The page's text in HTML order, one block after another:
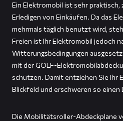
Ein Elektromobil ist sehr praktisch,
Erledigen von Einkäufen. Da das
mehrmals täglich benutzt wird,
Freien ist Ihr Elektromobil jedoch
Witterungsbedingungen
mit der GOLF-
schützen. Damit entziehen Sie Ihr
Blickfeld und erschweren so einen
Die Mobilitätsroller-Abdeckplane